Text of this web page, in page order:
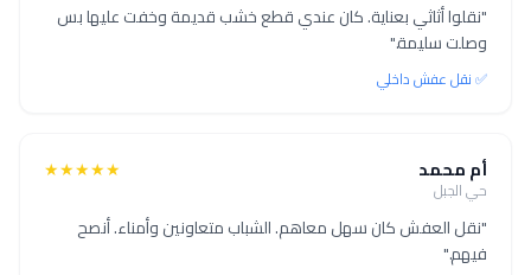
"نقلوا أثاثي بعناية. كان عندي قطع خشب قديمة وخفت عليها بس
وصلت سليمة."
✅ نقل عفش داخلي
أم محمد
حي الجبل
★★★★★
"نقل العفش كان سهل معاهم. الشباب متعاونين وأمناء. أنصح
فيهم."